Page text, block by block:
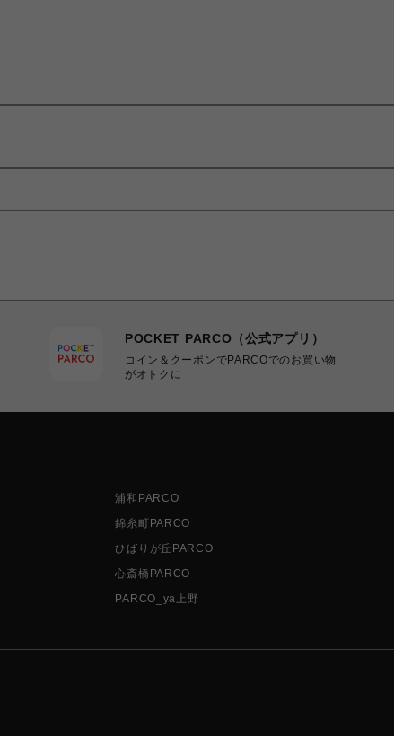
POCKET PARCO（公式アプリ）
コイン＆クーポンでPARCOでのお買い物
がオトクに
浦和PARCO
錦糸町PARCO
ひばりが丘PARCO
心斎橋PARCO
PARCO_ya上野